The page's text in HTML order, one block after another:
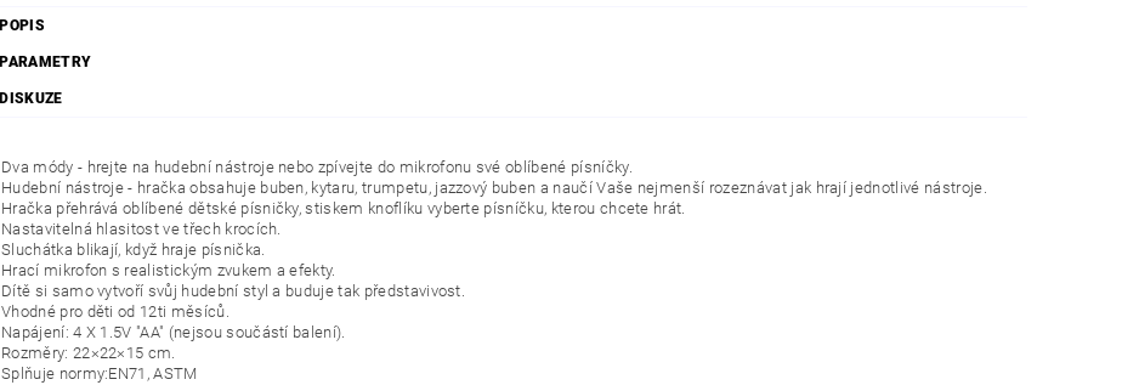
POPIS
PARAMETRY
DISKUZE
Dva módy - hrejte na hudební nástroje nebo zpívejte do mikrofonu své oblíbené písníčky.
Hudební nástroje - hračka obsahuje buben, kytaru, trumpetu, jazzový buben a naučí Vaše nejmenší rozeznávat jak hrají jednotlivé nástroje.
Hračka přehrává oblíbené dětské písničky, stiskem knoflíku vyberte písníčku, kterou chcete hrát.
Nastavitelná hlasitost ve třech krocích.
Sluchátka blikají, když hraje písnička.
Hrací mikrofon s realistickým zvukem a efekty.
Dítě si samo vytvoří svůj hudební styl a buduje tak představivost.
Vhodné pro děti od 12ti měsíců.
Napájení: 4 X 1.5V "AA" (nejsou součástí balení).
Rozměry: 22×22×15 cm.
Splňuje normy:EN71, ASTM